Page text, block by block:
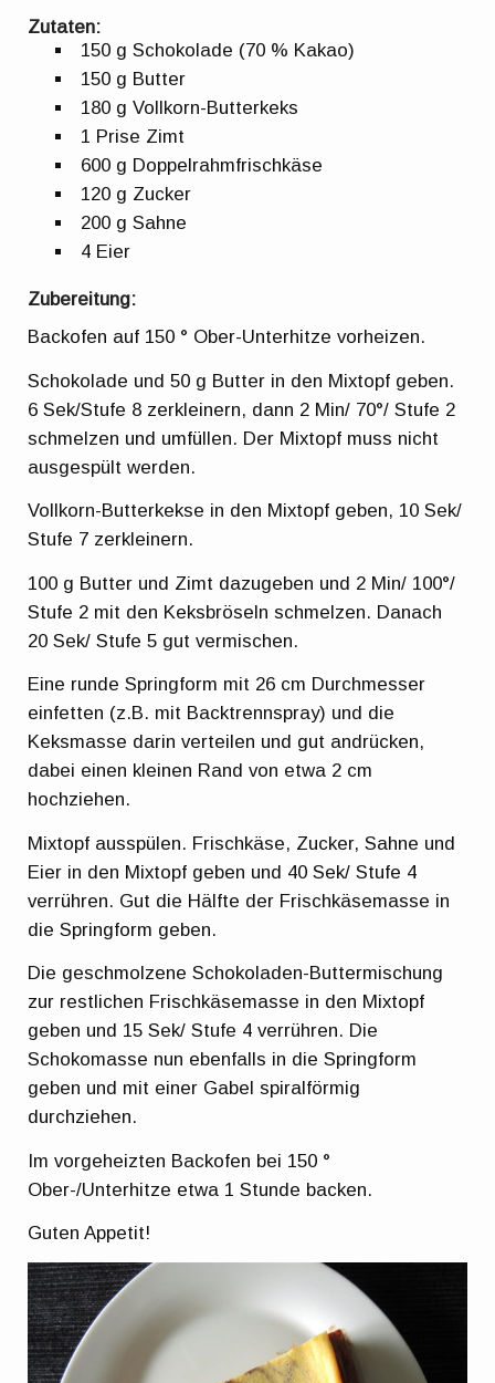
Zutaten:
150 g Schokolade (70 % Kakao)
150 g Butter
180 g Vollkorn-Butterkeks
1 Prise Zimt
600 g Doppelrahmfrischkäse
120 g Zucker
200 g Sahne
4 Eier
Zubereitung:
Backofen auf 150 ° Ober-Unterhitze vorheizen.
Schokolade und 50 g Butter in den Mixtopf geben.
6 Sek/Stufe 8 zerkleinern, dann 2 Min/ 70°/ Stufe 2
schmelzen und umfüllen. Der Mixtopf muss nicht
ausgespült werden.
Vollkorn-Butterkekse in den Mixtopf geben, 10 Sek/
Stufe 7 zerkleinern.
100 g Butter und Zimt dazugeben und 2 Min/ 100°/
Stufe 2 mit den Keksbröseln schmelzen. Danach
20 Sek/ Stufe 5 gut vermischen.
Eine runde Springform mit 26 cm Durchmesser
einfetten (z.B. mit Backtrennspray) und die
Keksmasse darin verteilen und gut andrücken,
dabei einen kleinen Rand von etwa 2 cm
hochziehen.
Mixtopf ausspülen. Frischkäse, Zucker, Sahne und
Eier in den Mixtopf geben und 40 Sek/ Stufe 4
verrühren. Gut die Hälfte der Frischkäsemasse in
die Springform geben.
Die geschmolzene Schokoladen-Buttermischung
zur restlichen Frischkäsemasse in den Mixtopf
geben und 15 Sek/ Stufe 4 verrühren. Die
Schokomasse nun ebenfalls in die Springform
geben und mit einer Gabel spiralförmig
durchziehen.
Im vorgeheizten Backofen bei 150 °
Ober-/Unterhitze etwa 1 Stunde backen.
Guten Appetit!